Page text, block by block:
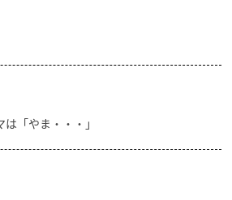
「やま・・・」